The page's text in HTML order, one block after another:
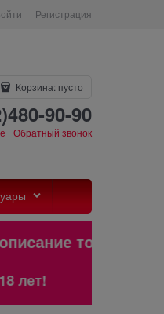
Регистрация
Корзина: пусто
90-90
Обратный звонок
и описание